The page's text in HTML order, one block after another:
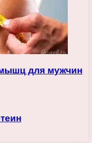
для мужчин